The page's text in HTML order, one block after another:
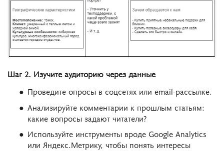
Шаг 2. Изучите аудиторию через данные
Проведите опросы в соцсетях или email-рассылке.
Анализируйте комментарии к прошлым статьям:
какие вопросы задают читатели?
Используйте инструменты вроде Google Analytics
или Яндекс.Метрику, чтобы понять интересы